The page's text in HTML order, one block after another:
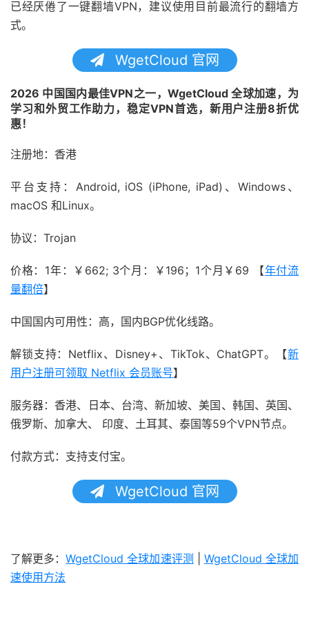
已经厌倦了一键翻墙VPN，建议使用目前最流行的翻墙方
式。
WgetCloud 官网
2026 中国国内最佳VPN之一，WgetCloud 全球加速，为
学习和外贸工作助力，稳定VPN首选，新用户注册8折优
惠！
注册地：香港
平台支持：Android, iOS (iPhone, iPad)、Windows、
macOS 和Linux。
协议：Trojan
价格：1年：￥662; 3个月：￥196；1个月￥69 【年付流
量翻倍】
中国国内可用性：高，国内BGP优化线路。
解锁支持：Netflix、Disney+、TikTok、ChatGPT。【新
用户注册可领取 Netflix 会员账号】
服务器：香港、日本、台湾、新加坡、美国、韩国、英国、
俄罗斯、加拿大、 印度、土耳其、泰国等59个VPN节点。
付款方式：支持支付宝。
WgetCloud 官网
了解更多：WgetCloud 全球加速评测
WgetCloud 全球加
速使用方法